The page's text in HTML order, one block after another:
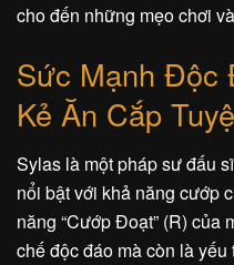
cho đến những mẹo chơi
Sức Mạnh Độc
Kẻ Ăn Cắp
Sylas là một pháp sư đấu
nổi bật với khả năng cướp
năng “Cướp Đoạt” (R) của
chế độc đáo mà còn là